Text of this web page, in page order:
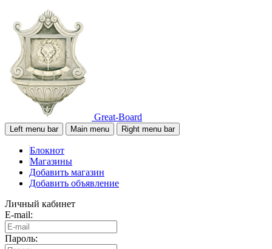
Great-Board
Left menu bar Main menu Right menu bar
Блокнот
Магазины
Добавить магазин
Добавить объявление
Личный кабинет
E-mail:
Пароль: